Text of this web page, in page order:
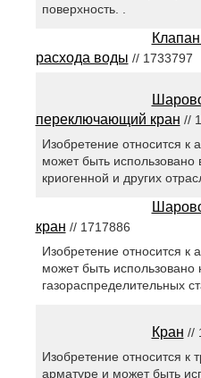
поверхность. .
расхода воды // 1733797
переключающий кран //
Изобретение относится к
может быть использовано
криогенной и других
кран // 1717886
Изобретение относится к
может быть использовано
газораспределительных
Кран //
Изобретение относится к
арматуре и может быть